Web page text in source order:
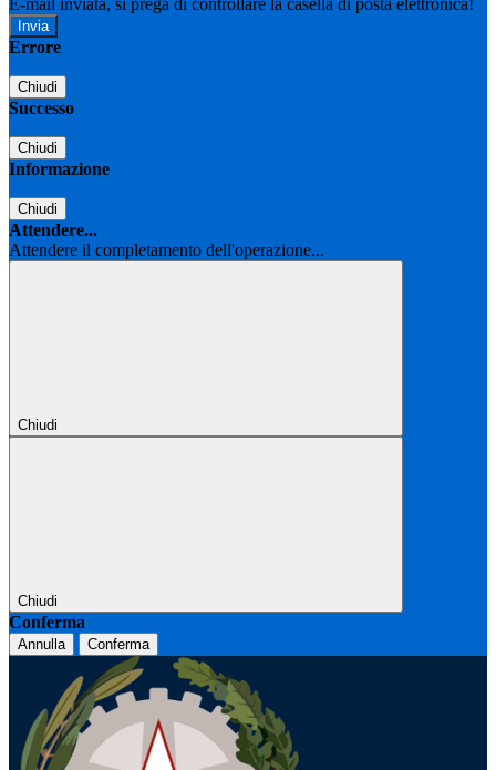
E-mail inviata, si prega di controllare la casella di posta elettronica!
Errore
Chiudi
Successo
Chiudi
Informazione
Chiudi
Attendere...
Attendere il completamento dell'operazione...
Chiudi
Chiudi
Conferma
Annulla Conferma